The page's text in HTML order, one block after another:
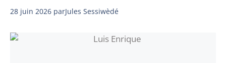
28 juin 2026 parJules Sessiwèdé